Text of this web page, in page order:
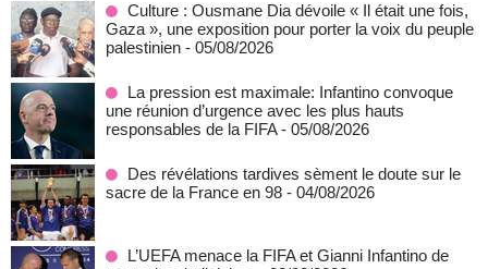
Culture : Ousmane Dia dévoile « Il était une fois,
Gaza », une exposition pour porter la voix du peuple
palestinien - 05/08/2026
La pression est maximale: Infantino convoque
une réunion d’urgence avec les plus hauts
responsables de la FIFA - 05/08/2026
Des révélations tardives sèment le doute sur le
sacre de la France en 98 - 04/08/2026
L’UEFA menace la FIFA et Gianni Infantino de